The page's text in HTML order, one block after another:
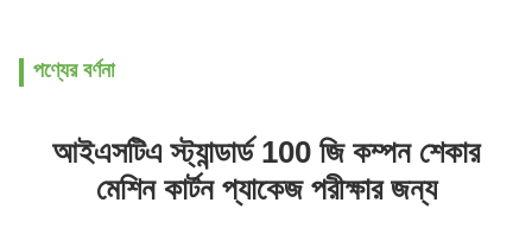
পণ্যের বর্ণনা
আইএসটিএ স্ট্যান্ডার্ড 100 জি কম্পন শেকার
মেশিন কার্টন প্যাকেজ পরীক্ষার জন্য